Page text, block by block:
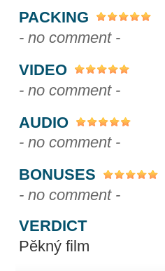
PACKING
- no comment -
VIDEO
- no comment -
AUDIO
- no comment -
BONUSES
- no comment -
VERDICT
Pěkný film